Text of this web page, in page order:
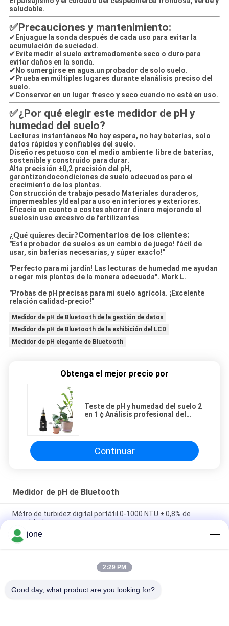
saludable.
✅Precauciones y mantenimiento:
✔ Enjuague la sonda después de cada uso para evitar la
acumulación de suciedad.
✔ Evite medir el suelo extremadamente seco o duro para
evitar daños en la sonda.
✔ No sumergirse en agua.un probador de solo suelo.
✔ Prueba en múltiples lugares durante el análisis preciso del
suelo.
✔Conservar en un lugar fresco y seco cuando no esté en uso.
✅¿Por qué elegir este medidor de pH y
humedad del suelo?
Lecturas instantáneas No hay espera, no hay baterías, solo
datos rápidos y confiables del suelo.
Diseño respetuoso con el medio ambiente ️ libre de baterías,
sostenible y construido para durar.
Alta precisión ±0,2 precisión del pH,
garantizandocondiciones de suelo adecuadas para el
crecimiento de las plantas.
Construcción de trabajo pesado Materiales duraderos,
impermeables yIdeal para uso en interiores y exteriores.
Eficacia en cuanto a costes ahorrar dinero mejorando el
suelosin uso excesivo de fertilizantes
¿Qué quieres decir?Comentarios de los clientes:
"Este probador de suelos es un cambio de juego! fácil de
usar, sin baterías necesarias, y súper exacto!"
"Perfecto para mi jardín! Las lecturas de humedad me ayudan
a regar mis plantas de la manera adecuada". Mark L.
"Probas de pH precisas para mi suelo agrícola. ¡Excelente
relación calidad-precio!"
Medidor de pH de Bluetooth de la gestión de datos
Medidor de pH de Bluetooth de la exhibición del LCD
Medidor de pH elegante de Bluetooth
Obtenga el mejor precio por
Teste de pH y humedad del suelo 2
en 1 ¢ Análisis profesional del
Continuar
Medidor de pH de Bluetooth
Métro de turbidez digital portátil 0-1000 NTU ± 0,8% de
exactitud
Portable Digital Turbidity Meter 0-1000 NTU Automatic
Calibration
Medidor de pH Bluetooth para acuicultura con pruebas de DO,
jone
2:29 PM
Good day, what product are you looking for?